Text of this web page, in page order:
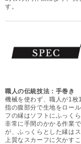
す。
職人の伝統技法：手巻き
機械を使わず、職人が1枚
指の腹部分で生地をロー
フの縁はソフトにふっく
非常に手間のかかる作業
が、ふっくらとした縁は
上質なスカーフに欠かす